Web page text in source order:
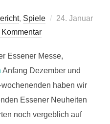
, Spiele
Veröffentlicht
24. Januar
Kommentar
Essener Messe,
Anfang Dezember und
haben wir
Essener Neuheiten
noch vergeblich auf